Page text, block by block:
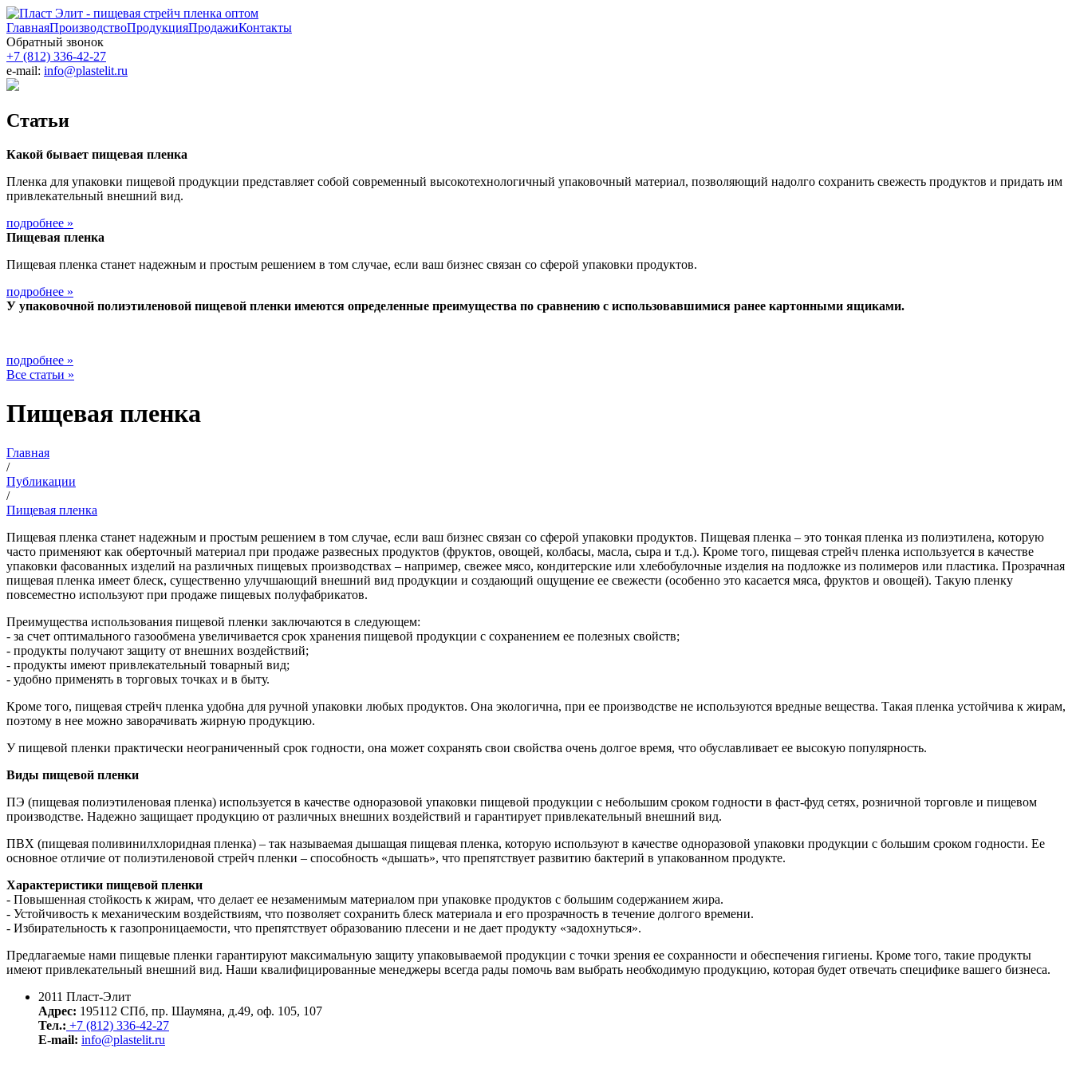
ГлавнаяПроизводствоПродукцияПродажиКонтакты
Обратный звонок
+7 (812) 336-42-27
e-mail: info@plastelit.ru
Статьи
Какой бывает пищевая пленка
Пленка для упаковки пищевой продукции представляет собой современный высокотехнологичный упаковочный материал, позволяющий надолго сохранить свежесть продуктов и придать им
привлекательный внешний вид.
подробнее »
Пищевая пленка
Пищевая пленка станет надежным и простым решением в том случае, если ваш бизнес связан со сферой упаковки продуктов.
подробнее »
У упаковочной полиэтиленовой пищевой пленки имеются определенные преимущества по сравнению с использовавшимися ранее картонными ящиками.
подробнее »
Все статьи »
Пищевая пленка
Главная
/
Публикации
/
Пищевая пленка
Пищевая пленка станет надежным и простым решением в том случае, если ваш бизнес связан со сферой упаковки продуктов. Пищевая пленка – это тонкая пленка из полиэтилена, которую
часто применяют как оберточный материал при продаже развесных продуктов (фруктов, овощей, колбасы, масла, сыра и т.д.). Кроме того, пищевая стрейч пленка используется в качестве
упаковки фасованных изделий на различных пищевых производствах – например, свежее мясо, кондитерские или хлебобулочные изделия на подложке из полимеров или пластика. Прозрачная
пищевая пленка имеет блеск, существенно улучшающий внешний вид продукции и создающий ощущение ее свежести (особенно это касается мяса, фруктов и овощей). Такую пленку
повсеместно используют при продаже пищевых полуфабрикатов.
Преимущества использования пищевой пленки заключаются в следующем:
- за счет оптимального газообмена увеличивается срок хранения пищевой продукции с сохранением ее полезных свойств;
- продукты получают защиту от внешних воздействий;
- продукты имеют привлекательный товарный вид;
- удобно применять в торговых точках и в быту.
Кроме того, пищевая стрейч пленка удобна для ручной упаковки любых продуктов. Она экологична, при ее производстве не используются вредные вещества. Такая пленка устойчива к жирам,
поэтому в нее можно заворачивать жирную продукцию.
У пищевой пленки практически неограниченный срок годности, она может сохранять свои свойства очень долгое время, что обуславливает ее высокую популярность.
Виды пищевой пленки
ПЭ (пищевая полиэтиленовая пленка) используется в качестве одноразовой упаковки пищевой продукции с небольшим сроком годности в фаст-фуд сетях, розничной торговле и пищевом
производстве. Надежно защищает продукцию от различных внешних воздействий и гарантирует привлекательный внешний вид.
ПВХ (пищевая поливинилхлоридная пленка) – так называемая дышащая пищевая пленка, которую используют в качестве одноразовой упаковки продукции с большим сроком годности. Ее
основное отличие от полиэтиленовой стрейч пленки – способность «дышать», что препятствует развитию бактерий в упакованном продукте.
Характеристики пищевой пленки
- Повышенная стойкость к жирам, что делает ее незаменимым материалом при упаковке продуктов с большим содержанием жира.
- Устойчивость к механическим воздействиям, что позволяет сохранить блеск материала и его прозрачность в течение долгого времени.
- Избирательность к газопроницаемости, что препятствует образованию плесени и не дает продукту «задохнуться».
Предлагаемые нами пищевые пленки гарантируют максимальную защиту упаковываемой продукции с точки зрения ее сохранности и обеспечения гигиены. Кроме того, такие продукты
имеют привлекательный внешний вид. Наши квалифицированные менеджеры всегда рады помочь вам выбрать необходимую продукцию, которая будет отвечать специфике вашего бизнеса.
2011 Пласт-Элит
Адрес: 195112 СПб, пр. Шаумяна, д.49, оф. 105, 107
Тел.: +7 (812) 336-42-27
E-mail: info@plastelit.ru